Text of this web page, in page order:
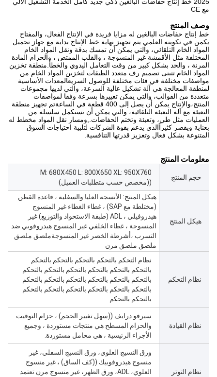
مع CE
وصف المنتج
خط إنتاج حفاضات البالغين له مزايا فريدة في الإنتاج الفعال، والمفتاح
يكمن في تكوينه العلمي.يتم تجهيز نهاية خط الإنتاج بداية مع جهاز تحميل
المواد الخام التلقائي، والتي يمكن أن تمسك بدقة ونقل المواد الخام
المختلفة مثل الأقمشة غير المنسوجة ، والقلب الممتص ، والحزام المادة
المرنة ، والحد بشكل كبير من وقت التعامل اليدوي والخطأ.منطقة تخزين
المواد الخام تتبنى تصميم رف متعدد الطبقات لتخزين المواد الخام من
مواصفات مختلفة في فئات مختلفة للوصول السريعالمعدات الأساسية
لمنطقة المعالجة هي آلة تشكيل عالية السرعة، والتي لديها مجموعات
متعددة من القوالب، والتي يمكن تغييرها بسرعة وفقا لمواصفات
المنتج،والإنتاج يمكن أن يصل إلى 400 قطعة في الساعةتم تجهيز منطقة
التعبئة مع آلة التعبئة التلقائية، والتي يمكن أن تستكمل سلسلة من
العمليات مثل طي، وتعبئة وتختم الحفاضات.,ومسار نقل المواد مخطط له
بعناية ويقصر كثيراًالذي يدعم بقوة الشركات لتلبية احتياجات السوق
المتنوعة بشكل فعال وتعزيز قدرتها التنافسية.
معلومات المنتج
حجم المنتج
M: 680X450 L: 800X650 XL: 950X760
((مخصص حسب متطلبات العميل)
هيكل المنتج
هيكل المنتج: الأنسجة العليا والسفلية ، قاعدة القطن
(مختلطة مع SAP) ، غطاء الغطاء غير المنسوج
هيدروفيلي ، ADL (طبقة الاستحواذ والتوزيع) غير
المنسوجة ، غطاء الخلفي غير المنسوج هيدروفوبي ضد
التسرب ،أشرطة الخصر غير المنسوجةملصق ملصق
ملصق ملصق مرن
نظام التحكم
نظام التحكم بالتحكم بالتحكم بالتحكم بالتحكم
بالتحكم بالتحكم بالتحكم بالتحكم بالتحكم بالتحكم
بالتحكم بالتحكم بالتحكم بالتحكم بالتحكم بالتحكم
بالتحكم بالتحكم بالتحكم بالتحكم بالتحكم بالتحكم
بالتحكم بالتحكم
نظام القيادة
سيرفو درايف ((سهل تغيير الحجم) ، حزام التوقيت
والحزام المسطح هي منتجات مستوردة ، وجميع
الأجزاء الرئيسية ، هي محامل مستوردة.
نظام التوتر
ورق النسيج العلوي، ورق النسيج السفلي، غير
منسوج هيدروفوبيك ((كف الساق) ، غير منسوج
العلوي، ADL، ورق الظهر، غير منسوج مرن تعتمد